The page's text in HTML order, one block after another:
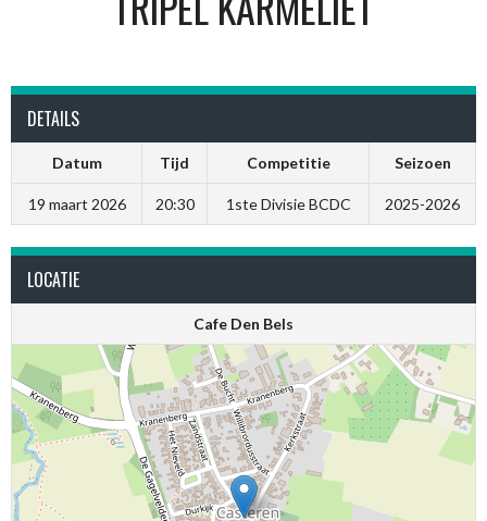
DETAILS
Datum Tijd Competitie Seizoen
19 maart 2026 20:30 1ste Divisie BCDC 2025-2026
LOCATIE
Cafe Den Bels